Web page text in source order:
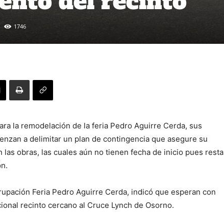
1746
la remodelación de la feria Pedro Aguirre Cerda, sus
a delimitar un plan de contingencia que asegure su
obras, las cuales aún no tienen fecha de inicio pues resta
Feria Pedro Aguirre Cerda, indicó que esperan con
recinto cercano al Cruce Lynch de Osorno.